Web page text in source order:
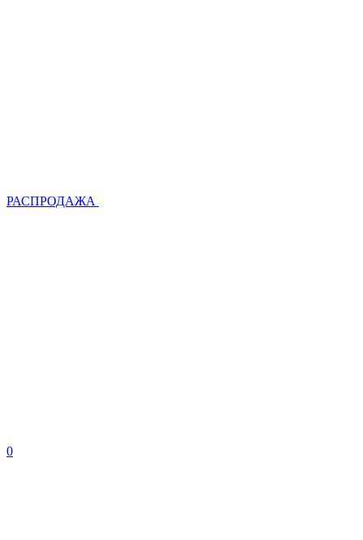
РАСПРОДАЖА
0